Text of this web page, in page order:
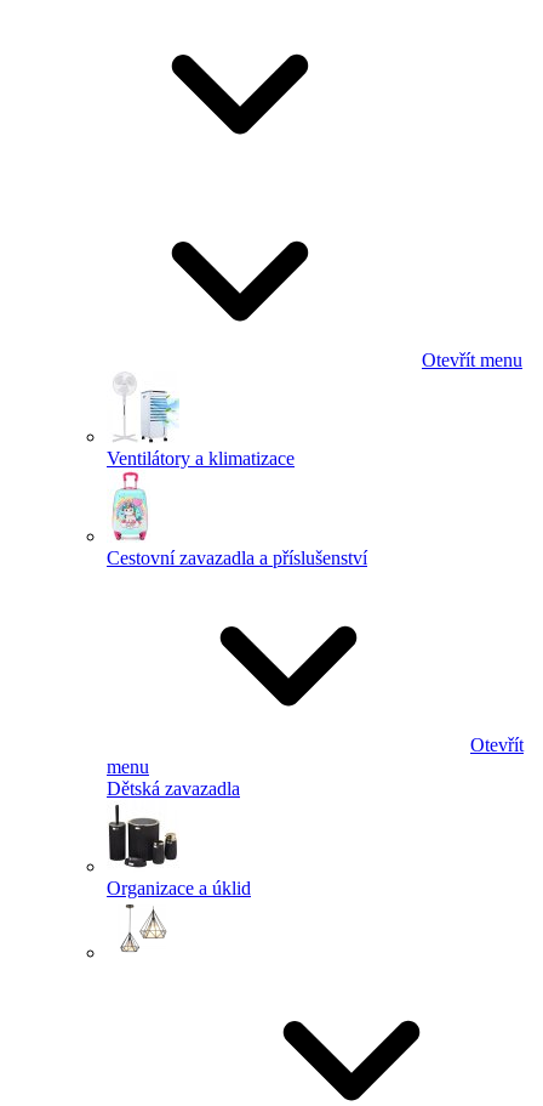
Otevřít menu
Ventilátory a klimatizace
Cestovní zavazadla a příslušenství
Otevřít
menu
Dětská zavazadla
Organizace a úklid